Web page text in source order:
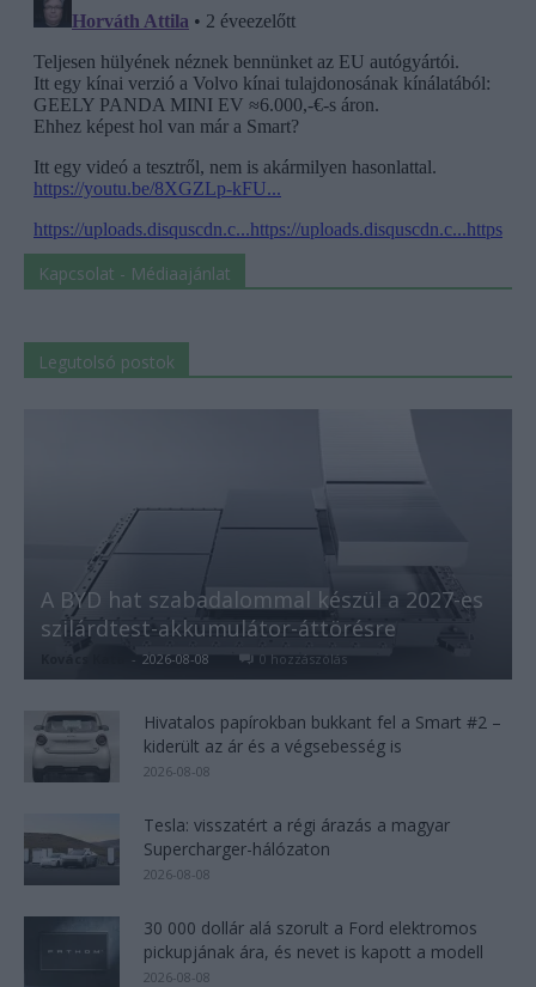
Kapcsolat - Médiaajánlat
Legutolsó postok
A BYD hat szabadalommal készül a 2027-es
szilárdtest-akkumulátor-áttörésre
- 2026-08-08 0 hozzászólás
Hivatalos papírokban bukkant fel a Smart #2 –
kiderült az ár és a végsebesség is
2026-08-08
Tesla: visszatért a régi árazás a magyar
Supercharger-hálózaton
2026-08-08
30 000 dollár alá szorult a Ford elektromos
pickupjának ára, és nevet is kapott a modell
2026-08-08